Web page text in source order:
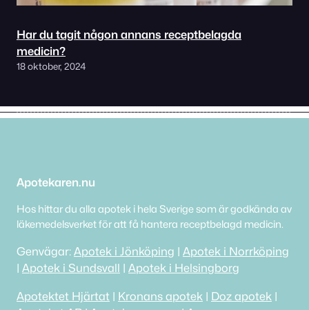
Har du tagit någon annans receptbelagda
medicin?
18 oktober, 2024
Apotekaren.nu
Hos hittar du alla apotek i hela Sverige som är godkända av
läkemedelsverket för att få hantera receptbelagd medicin.
Genvägar: Apotek i Jönköping | Apotek i Norrköping
| Apotek i Sundsvall | Apotek i Helsingborg
Apotektet Hjärtat | Kronans apotek | Doz apotek |